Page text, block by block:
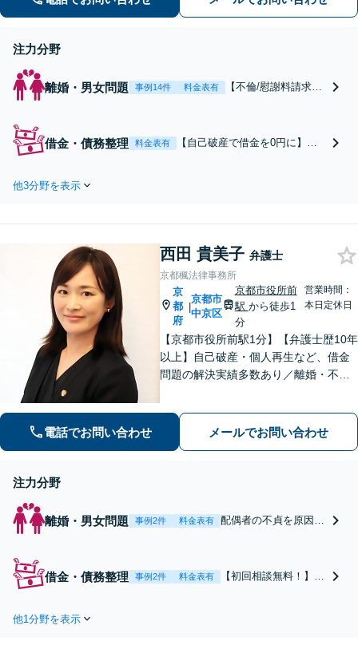
サポートします。
注力分野
離婚・男女問題 事例14件 料金表有
【不倫/慰謝料請求に
慰謝料トラブルの相
談は毎月100件以上、
倫相談は初回0円】
【京都府全域対応】
借金・債務整理 料金表有
【自己破産で借金を0円に】
初回相談料は0円。任意整理や
夜間も相談受付】【費用の分割
払い可】
他3分野を表示
西田 貴美子 弁護士
京都楓法律事務所
京
都
府
|
京都市
中京区
京都市役所前
駅 から徒歩1
分
営業時間：
本日定休日
【京都市役所前駅1分】【弁護士歴10年
以上】自己破産・個人再生など、借金
問題の解決実績多数あり／離婚・不貞
みでもお気軽にご利用ください】
電話でお問い合わせ メールでお問い合わせ
注力分野
離婚・男女問題 事例2件 料金表有
配偶者の不貞を原因と
育費の強制執行（給与
差押え）の経験も豊富
借金・債務整理 事例2件 料金表有
【初回相談無料！】自
他1分野を表示